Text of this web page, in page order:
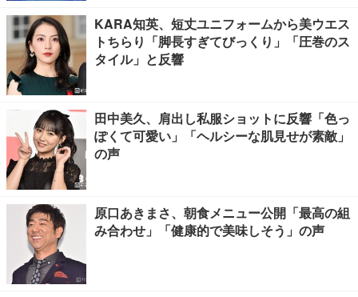
KARA知英、短丈ユニフォームから美ウエス
トちらり「脚長すぎてびっくり」「圧巻のス
タイル」と反響
田中美久、肩出し私服ショットに反響「色っ
ぽくて可愛い」「ヘルシーな肌見せが素敵」
の声
原口あきまさ、朝食メニュー公開「最高の組
み合わせ」「健康的で美味しそう」の声